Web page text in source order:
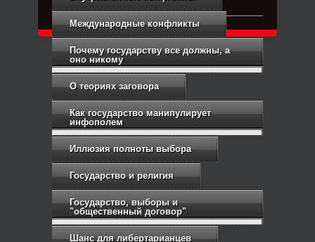
Международные конфликты
Почему государству все должны, а
оно никому
О теориях заговора
Как государство манипулирует
инфополем
Иллюзия полноты выбора
Государство и религия
Государство, выборы и
"общественный договор"
Шанс для либертарианцев